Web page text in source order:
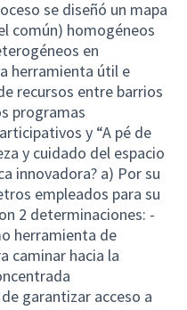
se diseñó un mapa
común) homogéneos
en
herramienta útil e
recursos entre barrios
programas
y “A pé de
y cuidado del espacio
innovadora? a) Por su
empleados para su
2 determinaciones: -
herramienta de
caminar hacia la
garantizar acceso a